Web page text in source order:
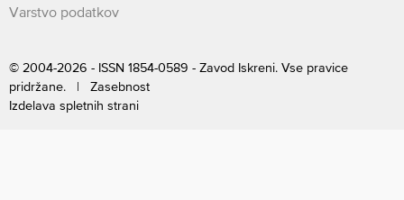
Varstvo podatkov
© 2004-2026 - ISSN 1854-0589 - Zavod Iskreni. Vse pravice
pridržane. | Zasebnost
Izdelava spletnih strani